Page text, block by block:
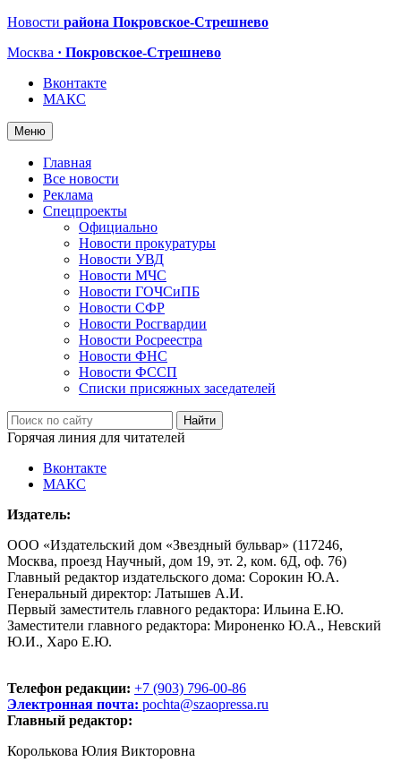
Новости района Покровское-Стрешнево
Москва · Покровское-Стрешнево
Вконтакте
МАКС
Меню
Главная
Все новости
Реклама
Спецпроекты
Официально
Новости прокуратуры
Новости УВД
Новости МЧС
Новости ГОЧСиПБ
Новости СФР
Новости Росгвардии
Новости Росреестра
Новости ФНС
Новости ФССП
Списки присяжных заседателей
Горячая линия для читателей
Вконтакте
МАКС
Издатель:
ООО «Издательский дом «Звездный бульвар» (117246,
Москва, проезд Научный, дом 19, эт. 2, ком. 6Д, оф. 76)
Главный редактор издательского дома: Сорокин Ю.А.
Генеральный директор: Латышев А.И.
Первый заместитель главного редактора: Ильина Е.Ю.
Заместители главного редактора: Мироненко Ю.А., Невский
Ю.И., Харо Е.Ю.
Телефон редакции: +7 (903) 796-00-86
Электронная почта: pochta@szaopressa.ru
Главный редактор:
Королькова Юлия Викторовна